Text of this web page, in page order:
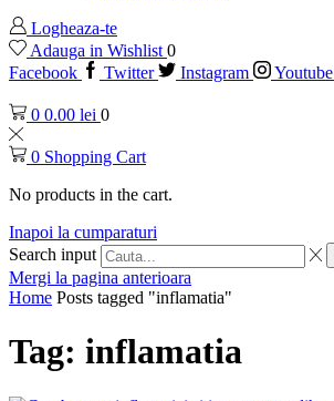
Logheaza-te
Adauga in Wishlist 0
Facebook
Twitter Instagram Youtube
0 0.00 lei 0
0 Shopping Cart
No products in the cart.
Inapoi la cumparaturi
Search input
Mergi la pagina anterioara
Home Posts tagged "inflamatia"
Tag: inflamatia